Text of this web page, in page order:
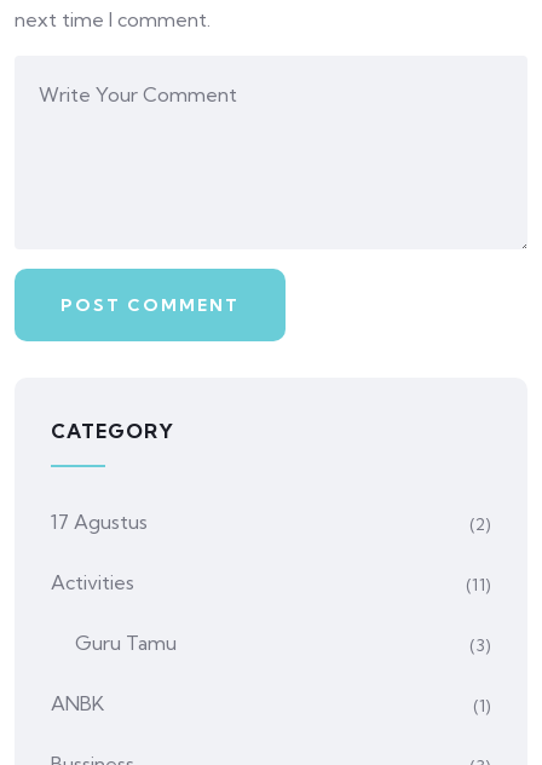
next time I comment.
CATEGORY
17 Agustus (2)
Activities (11)
Guru Tamu (3)
ANBK (1)